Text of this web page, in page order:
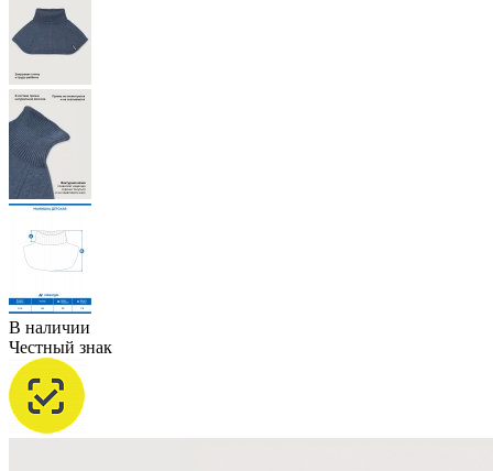
В наличии
Честный знак